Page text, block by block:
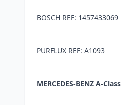
BOSCH REF: 1457433069
PURFLUX REF: A1093
MERCEDES-BENZ A-